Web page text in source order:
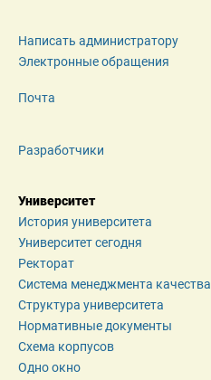
Написать администратору
Электронные обращения
Почта
Разработчики
Университет
История университета
Университет сегодня
Ректорат
Система менеджмента качества
Структура университета
Нормативные документы
Схема корпусов
Одно окно